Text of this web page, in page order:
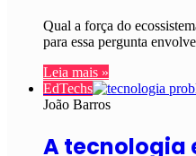
Qual a força do
para essa pergunta
Leia mais »
EdTechs
João Barros
A tecnologia